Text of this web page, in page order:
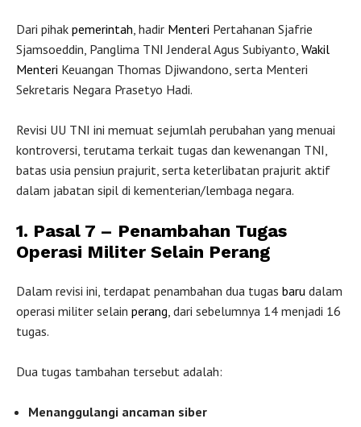
Dari pihak pemerintah , hadir Menteri Pertahanan Sjafrie
Sjamsoeddin, Panglima TNI Jenderal Agus Subiyanto, Wakil
Menteri Keuangan Thomas Djiwandono, serta Menteri
Sekretaris Negara Prasetyo Hadi.
Revisi UU TNI ini memuat sejumlah perubahan yang menuai
kontroversi, terutama terkait tugas dan kewenangan TNI,
batas usia pensiun prajurit, serta keterlibatan prajurit aktif
dalam jabatan sipil di kementerian/lembaga negara.
1. Pasal 7 – Penambahan Tugas
Operasi Militer Selain Perang
Dalam revisi ini, terdapat penambahan dua tugas baru dalam
operasi militer selain perang , dari sebelumnya 14 menjadi 16
tugas.
Dua tugas tambahan tersebut adalah:
Menanggulangi ancaman siber